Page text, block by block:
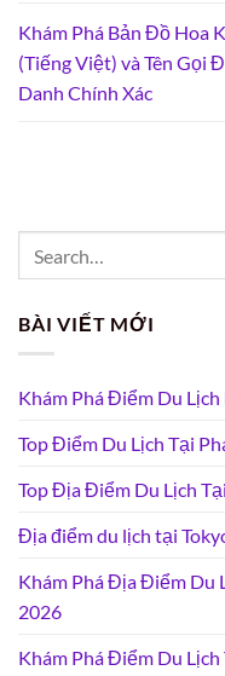
Khám Phá Bản Đồ Hoa
(Tiếng Việt) và Tên Gọi
Danh Chính Xác
BÀI VIẾT MỚI
Khám Phá Điểm Du
Top Điểm Du Lịch Tại
Top Địa Điểm Du Lịch
Địa điểm du lịch tại
Khám Phá Địa Điểm Du
2026
Khám Phá Điểm Du